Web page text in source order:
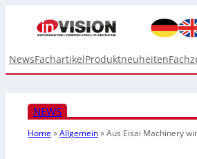
NewsFachartikelProduktneuheiten
NEWS
Home»Allgemein»Aus Eisai Machinery